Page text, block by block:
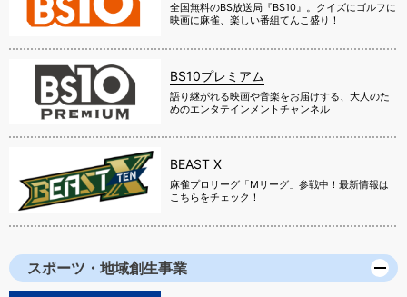
全国無料のBS放送局『BS10』。クイズにゴルフに
映画に麻雀、楽しい番組てんこ盛り！
BS10プレミアム
語り継がれる映画や音楽をお届けする、大人のた
めのエンタテインメントチャンネル
BEAST X
麻雀プロリーグ「Mリーグ」参戦中！最新情報は
こちらをチェック！
スポーツ・地域創生事業